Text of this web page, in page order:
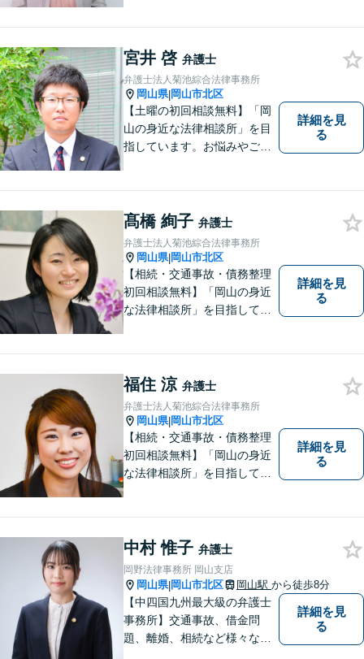
少しでも解決されますよう，
誠心誠意努力いたす所存で
す。皆様方のご来所をお待ち
しております。
宮井 啓 弁護士
弁護士法人菊池綜合法律事務所
岡山県|岡山市北区
【土曜の初回相談無料】「岡
山の身近な法律相談所」を目
指しています。お悩みやご不
でも構いません。お気軽にご
相談ください。【土曜日も受
付可能】【専用駐車場あり】
詳細を見
る
髙橋 絢子 弁護士
弁護士法人菊池綜合法律事務所
岡山県|岡山市北区
【相続・交通事故・債務整理
初回相談無料】「岡山の身近
な法律相談所」を目指してい
んなささいなことでも構いま
せん。お気軽にご相談くださ
い。【土曜日も受付可能】
【専用駐車場あり】
詳細を見
る
福住 涼 弁護士
弁護士法人菊池綜合法律事務所
岡山県|岡山市北区
【相続・交通事故・債務整理
初回相談無料】「岡山の身近
な法律相談所」を目指してい
んなささいなことでも構いま
せん。お気軽にご相談くださ
い。【土曜日も受付可能】
【専用駐車場あり】
詳細を見
る
中村 惟子 弁護士
岡野法律事務所 岡山支店
岡山県|岡山市北区 岡山駅 から徒歩8分
【中四国九州最大級の弁護士
事務所】交通事故、借金問
題、離婚、相続など様々な問
詳細を見
る